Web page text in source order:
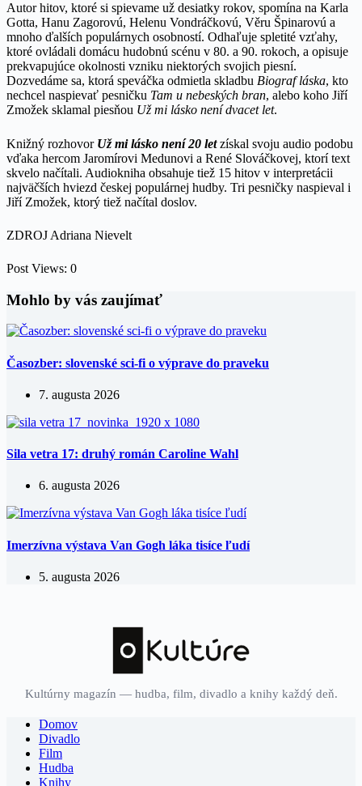
Autor hitov, ktoré si spievame už desiatky rokov, spomína na Karla
Gotta, Hanu Zagorovú, Helenu Vondráčkovú, Věru Špinarovú a
mnoho ďalších populárnych osobností. Odhaľuje spletité vzťahy,
ktoré ovládali domácu hudobnú scénu v 80. a 90. rokoch, a opisuje
prekvapujúce okolnosti vzniku niektorých svojich piesní.
Dozvedáme sa, ktorá speváčka odmietla skladbu Biograf láska, kto
nechcel naspievať pesničku Tam u nebeských bran, alebo koho Jiří
Zmožek sklamal piesňou Už mi lásko není dvacet let.
Knižný rozhovor Už mi lásko není 20 letzískal svoju audio podobu
vďaka hercom Jaromírovi Medunovi a René Slováčkovej, ktorí text
skvelo načítali. Audiokniha obsahuje tiež 15 hitov v interpretácii
najväčších hviezd českej populárnej hudby. Tri pesničky naspieval i
Jiří Zmožek, ktorý tiež načítal doslov.
ZDROJ Adriana Nievelt
Post Views: 0
Mohlo by vás zaujímať
Časozber: slovenské sci-fi o výprave do praveku
7. augusta 2026
Sila vetra 17: druhý román Caroline Wahl
6. augusta 2026
Imerzívna výstava Van Gogh láka tisíce ľudí
5. augusta 2026
Kultúrny magazín — hudba, film, divadlo a knihy každý deň.
Domov
Divadlo
Film
Hudba
Knihy